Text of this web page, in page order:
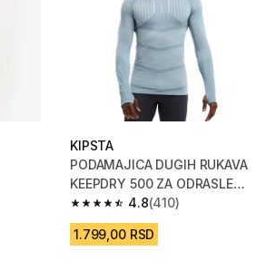
398 Recenzije
KIPSTA
PODAMAJICA DUGIH RUKAVA
KEEPDRY 500 ZA ODRASLE
SVETLOSIVA
4.8
4.8 od 5 zvezdica from 410
(410)
1.799,00 RSD